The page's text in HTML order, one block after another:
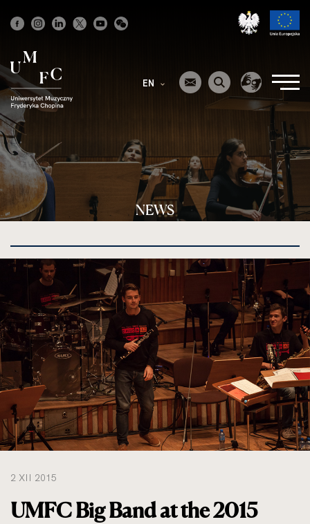
Strona
EN
NEWS
kliknięcie
spowoduje
powiększenie
zdjęcia
do
rozmiarów
oryginalnych
2 XII 2015
UMFC Big Band at the 2015